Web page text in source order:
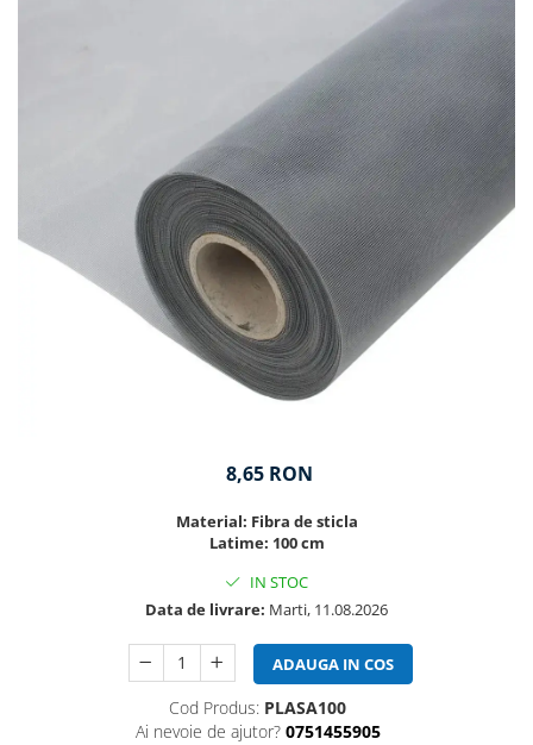
8,65 RON
Material: Fibra de sticla
Latime: 100 cm
IN STOC
Data de livrare: Marti, 11.08.2026
ADAUGA IN COS
Cod Produs: PLASA100
Ai nevoie de ajutor? 0751455905